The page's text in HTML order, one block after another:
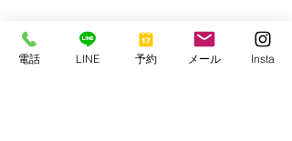
最新記事 すべて表示
電話 LINE 予約 メール Insta